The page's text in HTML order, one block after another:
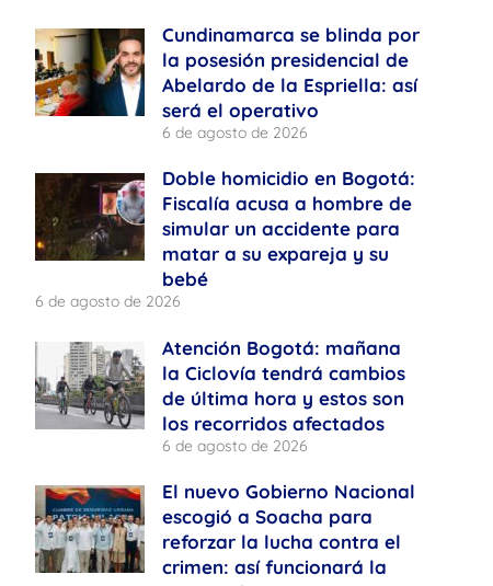
Cundinamarca se blinda por
la posesión presidencial de
Abelardo de la Espriella: así
será el operativo
6 de agosto de 2026
Doble homicidio en Bogotá:
Fiscalía acusa a hombre de
simular un accidente para
matar a su expareja y su
bebé
6 de agosto de 2026
Atención Bogotá: mañana
la Ciclovía tendrá cambios
de última hora y estos son
los recorridos afectados
6 de agosto de 2026
El nuevo Gobierno Nacional
escogió a Soacha para
reforzar la lucha contra el
crimen: así funcionará la